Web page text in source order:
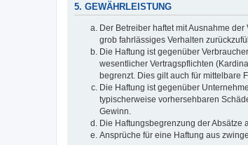
5. GEWÄHRLEISTUNG
Der Betreiber haftet mit Ausnahme
grob fahrlässiges Verhalten
Die Haftung ist gegenüber
wesentlicher Vertragspflichten
begrenzt. Dies gilt auch für mittelbare
Die Haftung ist gegenüber
typischerweise vorhersehbaren
Gewinn.
Die Haftungsbegrenzung der
Ansprüche für eine Haftung aus